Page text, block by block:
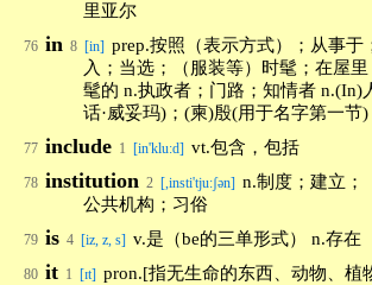
里亚尔
76 in 8 [in] prep.按照（表示方式）；从事
入；当选；（服装等）时髦；在屋
髦的 n.执政者；门路；知情者 n.(In)
话·威妥玛)；(柬)殷(用于名字第一节
77 include 1 [in'klu:d] vt.包含，包括
78 institution 2 [,insti'tju:ʃən] n.制度；建立；
公共机构；习俗
79 is 4 [iz, z, s] v.是（be的三单形式） n.存在
80 it 1 [ɪt] pron.[指无生命的东西、动物、植